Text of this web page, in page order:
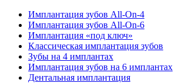
Имплантация зубов All-On-4
Имплантация зубов All-On-6
Имплантация «под ключ»
Классическая имплантация зубов
Зубы на 4 имплантах
Имплантация зубов на 6 имплантах
Дентальная имплантация